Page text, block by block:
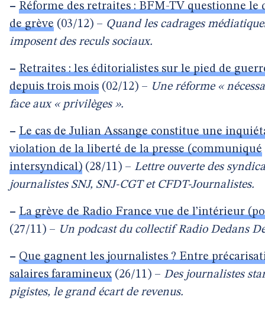
– Réforme des retraites : BFM-TV questionne le
de grève (03/12) – Quand les cadrages
imposent des reculs sociaux.
– Retraites : les éditorialistes sur le pied de
depuis trois mois (02/12) – Une réforme «
face aux « privilèges ».
– Le cas de Julian Assange constitue une
violation de la liberté de la presse (communiqué
intersyndical) (28/11) – Lettre ouverte des
journalistes SNJ, SNJ-CGT et CFDT-Journalistes.
– La grève de Radio France vue de l’intérieur
(27/11) – Un podcast du collectif Radio Dedans
– Que gagnent les journalistes ? Entre
salaires faramineux (26/11) – Des journalistes
pigistes, le grand écart de revenus.